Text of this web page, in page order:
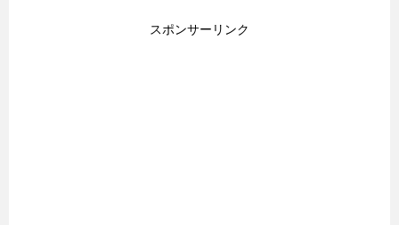
スポンサーリンク